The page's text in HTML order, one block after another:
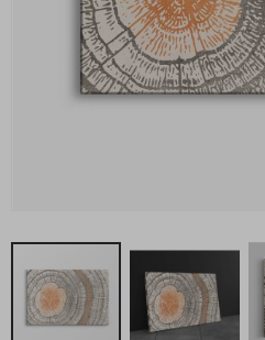
alles begann
Special
Price